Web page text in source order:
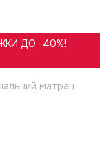
ДО -40%!
матрац